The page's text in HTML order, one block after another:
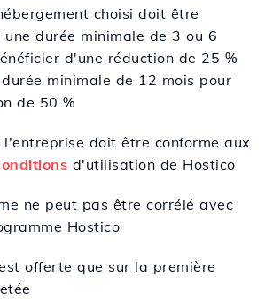
choisi doit être
durée minimale de 3 ou 6
d'une réduction de 25 %
minimale de 12 mois pour
de 50 %
doit être conforme aux
d'utilisation de Hostico
ne peut pas être corrélé avec
Hostico
offerte que sur la première